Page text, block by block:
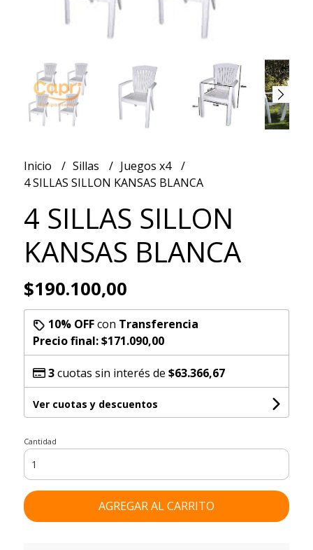
Inicio Sillas
Juegos x4
4 SILLAS SILLON KANSAS BLANCA
4 SILLAS SILLON
KANSAS BLANCA
$190.100,00
10% OFFcon Transferencia
Precio final:$171.090,00
3cuotas sin interés de $63.366,67
Ver cuotas y descuentos
Cantidad
AGREGAR AL CARRITO